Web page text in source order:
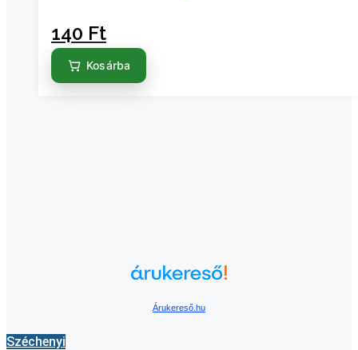
140 Ft
Kosárba
Árukereső.hu
Széchenyi